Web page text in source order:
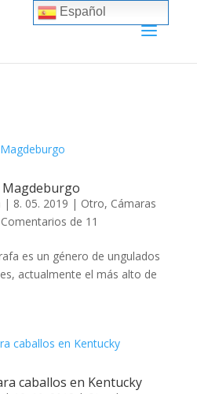
Magdeburgo
| 8. 05. 2019 | Otro, Cámaras
Comentarios de 11
es un género de ungulados
actualmente el más alto de
caballos en Kentucky
Español